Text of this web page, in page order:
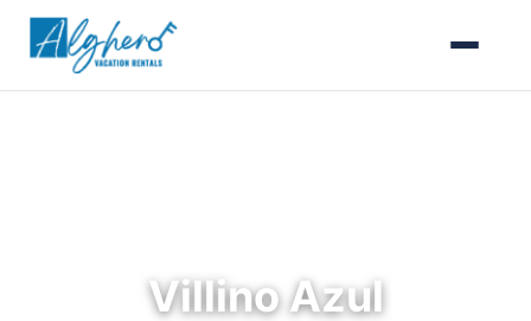
Villino Azul